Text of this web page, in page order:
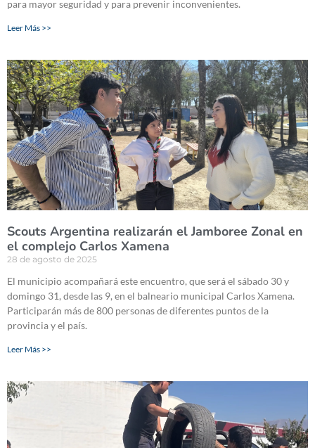
para mayor seguridad y para prevenir inconvenientes.
Leer Más >>
Scouts Argentina realizarán el Jamboree Zonal en
el complejo Carlos Xamena
28 de agosto de 2025
El municipio acompañará este encuentro, que será el sábado 30 y
domingo 31, desde las 9, en el balneario municipal Carlos Xamena.
Participarán más de 800 personas de diferentes puntos de la
provincia y el país.
Leer Más >>